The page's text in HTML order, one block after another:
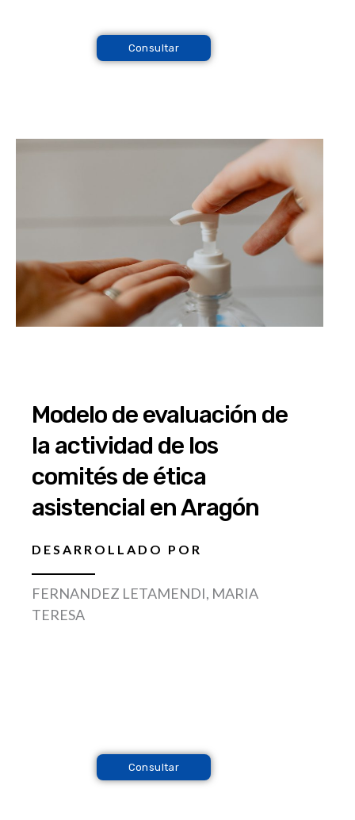
Consultar
Modelo de evaluación de
la actividad de los
comités de ética
asistencial en Aragón
DESARROLLADO POR
FERNANDEZ LETAMENDI, MARIA
TERESA
Consultar